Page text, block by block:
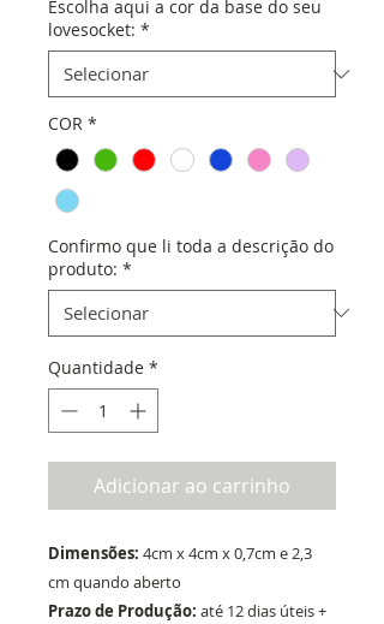
Escolha aqui a cor da base do seu
lovesocket: *
COR *
Confirmo que li toda a descrição do
produto: *
Quantidade *
Adicionar ao carrinho
Dimensões: 4cm x 4cm x 0,7cm e 2,3
cm quando aberto
Prazo de Produção: até 12 dias úteis +